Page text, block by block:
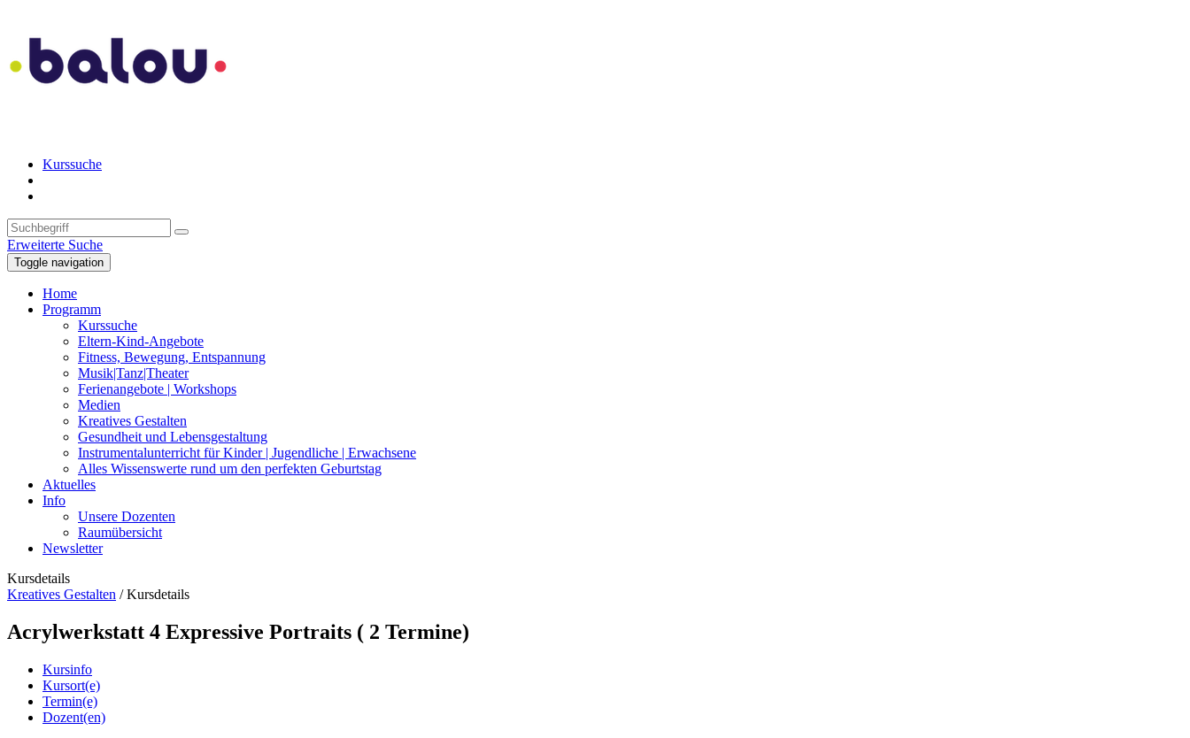
Kurssuche
Erweiterte Suche
Toggle navigation
Home
Programm
Kurssuche
Eltern-Kind-Angebote
Fitness, Bewegung, Entspannung
Musik|Tanz|Theater
Ferienangebote | Workshops
Medien
Kreatives Gestalten
Gesundheit und Lebensgestaltung
Instrumentalunterricht für Kinder | Jugendliche | Erwachsene
Alles Wissenswerte rund um den perfekten Geburtstag
Aktuelles
Info
Unsere Dozenten
Raumübersicht
Newsletter
Kursdetails
Kreatives Gestalten /Kursdetails
Acrylwerkstatt 4 Expressive Portraits ( 2 Termine)
Kursinfo
Kursort(e)
Termin(e)
Dozent(en)